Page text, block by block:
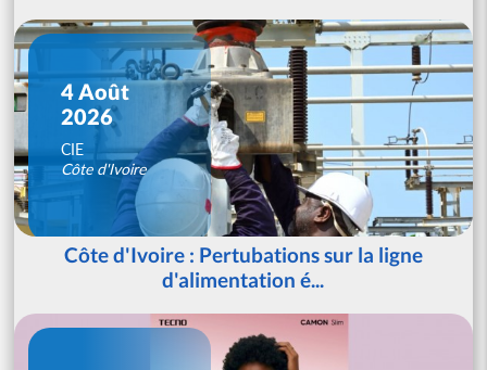
4 Août
2026
CIE
Côte d'Ivoire
Côte d'Ivoire : Pertubations sur la ligne
d'alimentation é...